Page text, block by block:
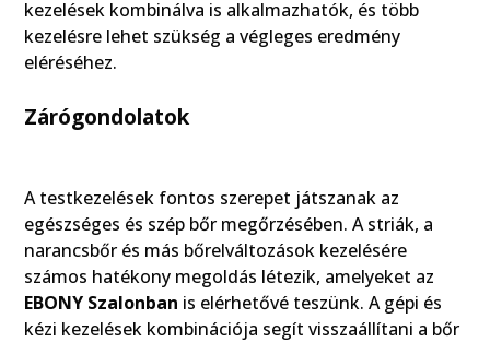
kezelések kombinálva is alkalmazhatók, és több
kezelésre lehet szükség a végleges eredmény
eléréséhez.
Zárógondolatok
A testkezelések fontos szerepet játszanak az
egészséges és szép bőr megőrzésében. A striák, a
narancsbőr és más bőrelváltozások kezelésére
számos hatékony megoldás létezik, amelyeket az
EBONY Szalonban is elérhetővé teszünk. A gépi és
kézi kezelések kombinációja segít visszaállítani a bőr